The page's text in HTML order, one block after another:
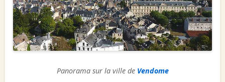
Panorama sur la ville de Vendome